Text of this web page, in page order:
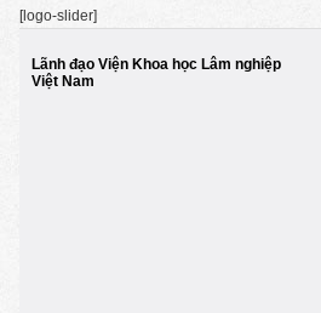
[logo-slider]
Lãnh đạo Viện Khoa học Lâm nghiệp
Việt Nam